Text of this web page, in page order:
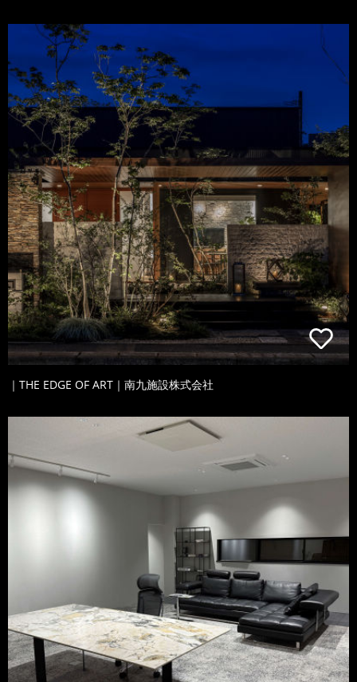
｜THE EDGE OF ART｜南九施設株式会社